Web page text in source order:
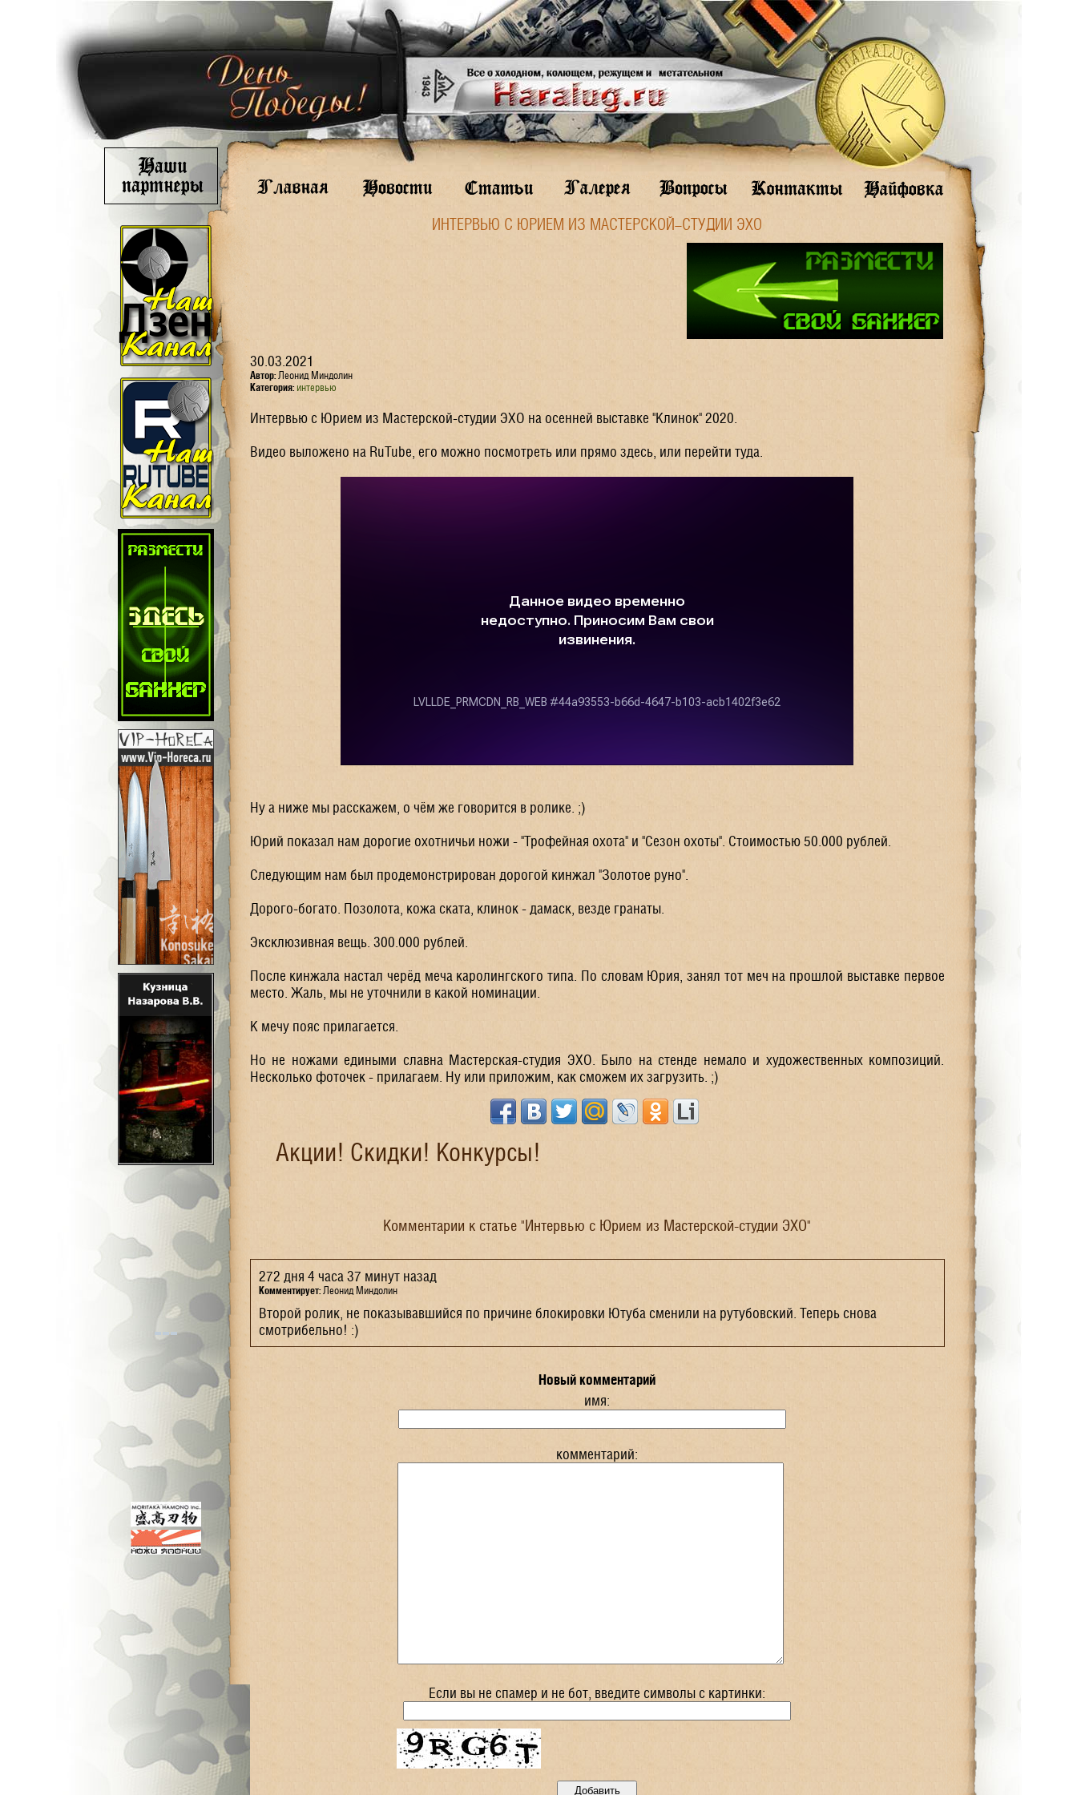
ИНТЕРВЬЮ С ЮРИЕМ ИЗ МАСТЕРСКОЙ-СТУДИИ ЭХО
30.03.2021
Автор:Леонид Миндолин
Категория: интервью
Интервью с Юрием из Мастерской-студии ЭХО на осенней выставке "Клинок" 2020.
Видео выложено на RuTube, его можно посмотреть или прямо здесь, или перейти туда.
Ну а ниже мы расскажем, о чём же говорится в ролике. ;)
Юрий показал нам дорогие охотничьи ножи - "Трофейная охота" и "Сезон охоты". Стоимостью 50.000 рублей.
Следующим нам был продемонстрирован дорогой кинжал "Золотое руно".
Дорого-богато. Позолота, кожа ската, клинок - дамаск, везде гранаты.
Эксклюзивная вещь. 300.000 рублей.
После кинжала настал черёд меча каролингского типа. По словам Юрия, занял тот меч на прошлой выставке первое
место. Жаль, мы не уточнили в какой номинации.
К мечу пояс прилагается.
Но не ножами едиными славна Мастерская-студия ЭХО. Было на стенде немало и художественных композиций.
Несколько фоточек - прилагаем. Ну или приложим, как сможем их загрузить. ;)
Акции! Скидки! Конкурсы!
Комментарии к статье "Интервью с Юрием из Мастерской-студии ЭХО"
272 дня 4 часа 37 минут назад
Комментирует:Леонид Миндолин
Второй ролик, не показывавшийся по причине блокировки Ютуба сменили на рутубовский. Теперь снова
смотрибельно! :)
Новый комментарий
имя:
комментарий:
Если вы не спамер и не бот, введите символы с картинки: